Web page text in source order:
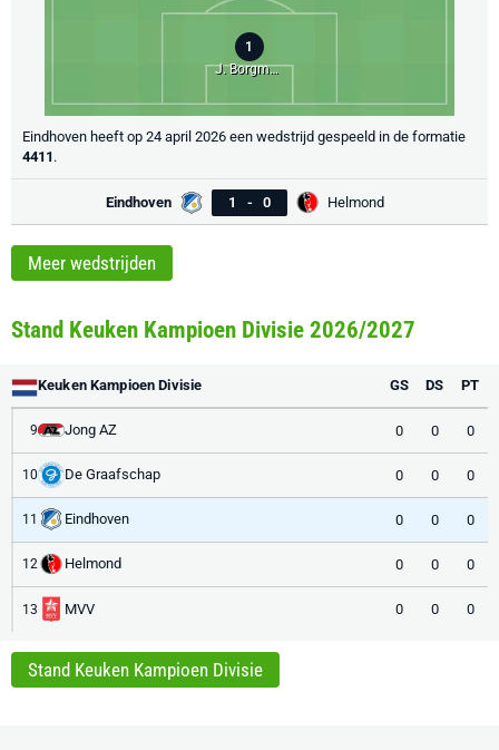
1
J. Borgmans
Eindhoven heeft op 24 april 2026 een wedstrijd gespeeld in de formatie
4411 .
Eindhoven 1 - 0 Helmond
Meer wedstrijden
Stand Keuken Kampioen Divisie 2026/2027
Keuken Kampioen Divisie GS DS PT
9 Jong AZ 0 0 0
10 De Graafschap 0 0 0
11 Eindhoven 0 0 0
12 Helmond 0 0 0
13 MVV 0 0 0
Stand Keuken Kampioen Divisie